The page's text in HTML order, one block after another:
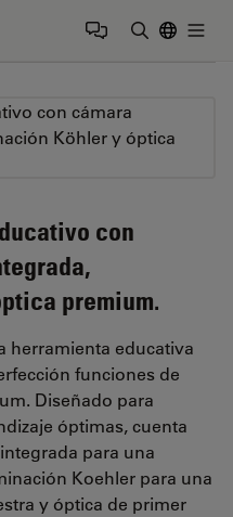
con
premium.
herramienta educativa
funciones de
Diseñado para
óptimas, cuenta
para una
Koehler para una
y óptica de primer